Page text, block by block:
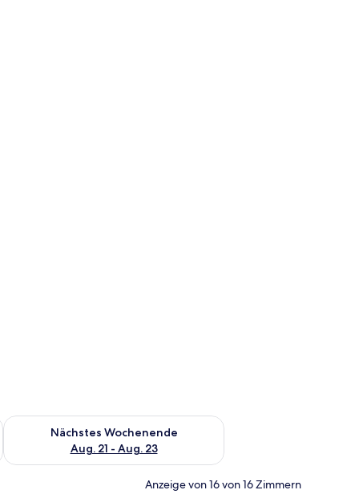
Aug. 14 - Aug. 16.
Nächstes Wochenende
Aug. 21 - Aug. 23
Überprüfe die Verfügbarkeit für nächstes Wochenende, Aug.
Anzeige von 16 von 16 Zimmern